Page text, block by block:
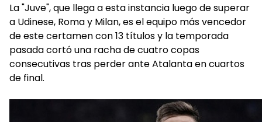
La "Juve", que llega a esta instancia luego de superar
a Udinese, Roma y Milan, es el equipo más vencedor
de este certamen con 13 títulos y la temporada
pasada cortó una racha de cuatro copas
consecutivas tras perder ante Atalanta en cuartos
de final.